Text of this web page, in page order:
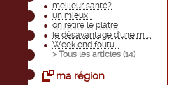
meilleur santé?
un mieux!!
on retire le plâtre
le désavantage d'une m ...
Week end foutu...
> Tous les articles (14)
ma région